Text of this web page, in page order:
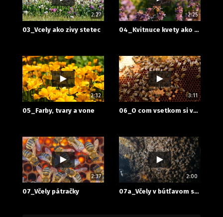
2:27
03_Vcely ako zivy stetec
2:25
04_Kvitnuce kvety ako vonave majaky
2:32
05_Farby, tvary a vone
3:11
06_O com vsetkom si vcely bzucia
2:37
07_Včely pátračky
2:00
07a_Včely v bútľavom strome